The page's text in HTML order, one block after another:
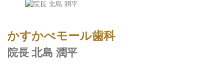
かすかべモール歯科
院長 北島 潤平